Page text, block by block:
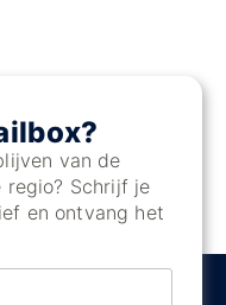
van de
regio? Schrijf je
en ontvang het